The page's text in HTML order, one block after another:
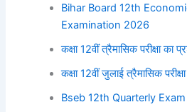
Bihar Board 12th
Examination 2026
कक्षा 12वीं त्रैमासिक परीक्षा
कक्षा 12वीं जुलाई त्रैमासिक
Bseb 12th Quarterly